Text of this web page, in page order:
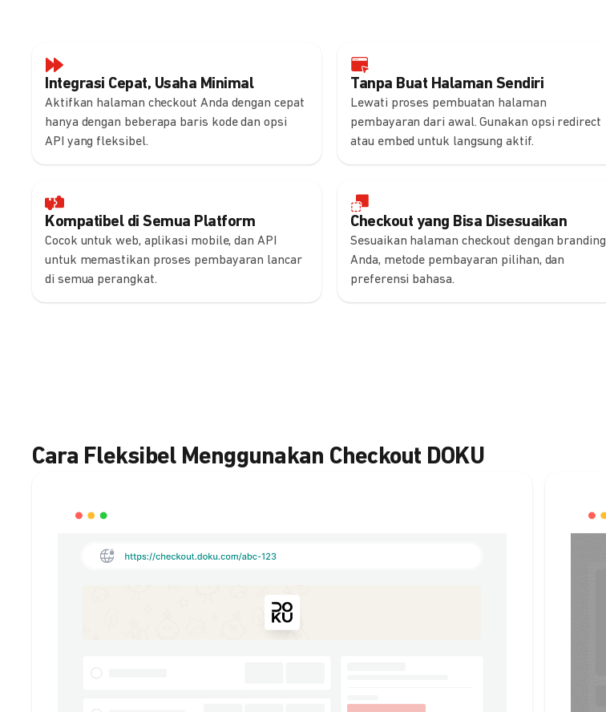
Integrasi Cepat, Usaha Minimal
Aktifkan halaman checkout Anda dengan cepat
hanya dengan beberapa baris kode dan opsi
API yang fleksibel.
Tanpa Buat Halaman Sendiri
Lewati proses pembuatan halaman
pembayaran dari awal. Gunakan opsi redirect
atau embed untuk langsung aktif.
Kompatibel di Semua Platform
Cocok untuk web, aplikasi mobile, dan API
untuk memastikan proses pembayaran lancar
di semua perangkat.
Checkout yang Bisa Disesuaikan
Sesuaikan halaman checkout dengan branding
Anda, metode pembayaran pilihan, dan
preferensi bahasa.
Cara Fleksibel Menggunakan Checkout DOKU